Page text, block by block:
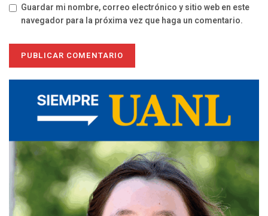
Guardar mi nombre, correo electrónico y sitio web en este
navegador para la próxima vez que haga un comentario.